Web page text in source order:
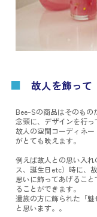
■ 故人を飾って
Bee-Sの商品はそのもの
念頭に、デザインを行っ
故人の空間コーディネ
がとても映えます。
例えば故人との思い入
ス、誕生日etc）時に、
思いに飾ってあげるこ
ることができます。
遺族の方に飾られた「
と思います。。